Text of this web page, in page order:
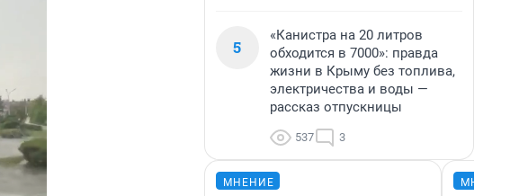
5
«Канистра на 20 литров
обходится в 7000»: правда
жизни в Крыму без топлива,
электричества и воды —
рассказ отпускницы
537 3
МНЕНИЕ